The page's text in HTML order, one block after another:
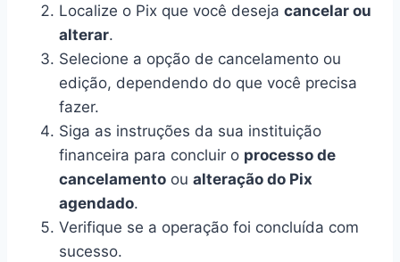
Localize o Pix que você deseja cancelar ou
alterar.
Selecione a opção de cancelamento ou
edição, dependendo do que você precisa
fazer.
Siga as instruções da sua instituição
financeira para concluir o processo de
cancelamento ou alteração do Pix
agendado.
Verifique se a operação foi concluída com
sucesso.